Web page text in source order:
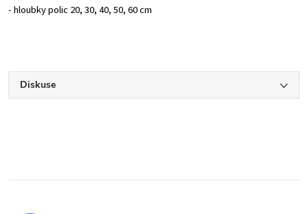
- hloubky polic 20, 30, 40, 50, 60 cm
Diskuse